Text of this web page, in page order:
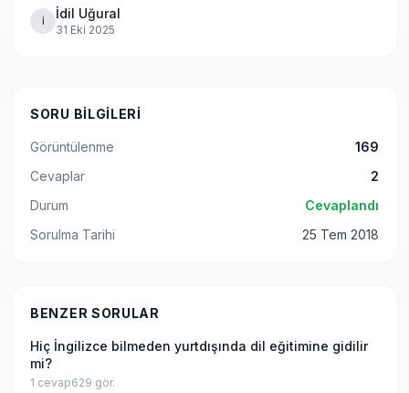
İ İdil Uğural
31 Eki 2025
SORU BILGILERI
Görüntülenme
169
Cevaplar
2
Durum
Cevaplandı
Sorulma Tarihi
25 Tem 2018
BENZER SORULAR
Hiç İngilizce bilmeden yurtdışında dil eğitimine gidilir
mi?
1 cevap629 gör.